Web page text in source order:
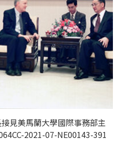
見美馬蘭大學國際事務部主
2021-07-NE00143-391